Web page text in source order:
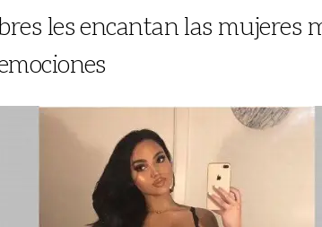
les encantan las mujeres